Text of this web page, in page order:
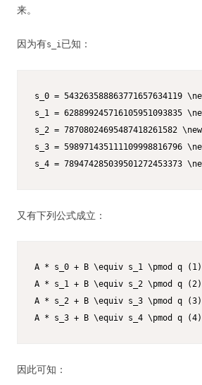
来。
因为有s_i已知：
s_0 = 543263588863771657634119
s_1 = 628899245716105951093835
s_2 = 78708024695487418261582
s_3 = 598971435111109998816796
s_4 = 789474285039501272453373
又有下列公式成立：
A * s_0 + B \equiv s_1 \pmod q
A * s_1 + B \equiv s_2 \pmod q
A * s_2 + B \equiv s_3 \pmod q
A * s_3 + B \equiv s_4 \pmod q
因此可知：